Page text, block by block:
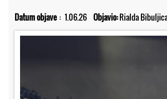
Datum objave : 1.06.26 Objavio:Rialda